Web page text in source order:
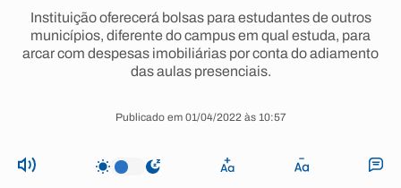
Instituição oferecerá bolsas para estudantes de outros
municípios, diferente do campus em qual estuda, para
arcar com despesas imobiliárias por conta do adiamento
das aulas presenciais.
Publicado em 01/04/2022 às 10:57